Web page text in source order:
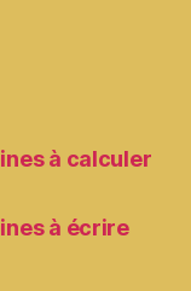
à calculer
à écrire